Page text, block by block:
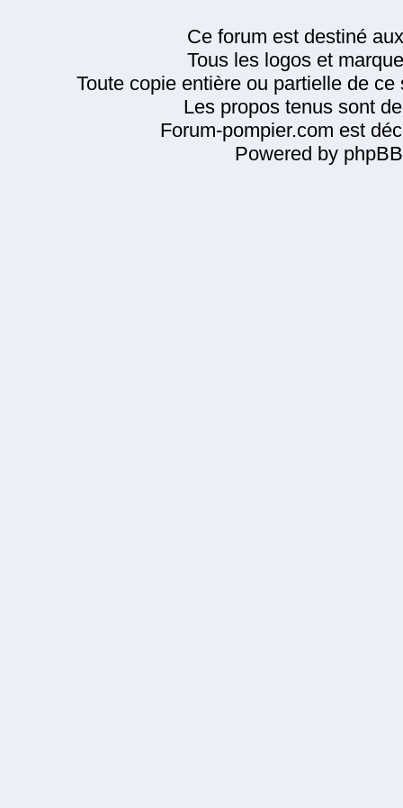
Ce forum est destiné
Tous les logos et
Toute copie entière ou partielle de
Les propos tenus sont
Forum-pompier.com est
Powered by